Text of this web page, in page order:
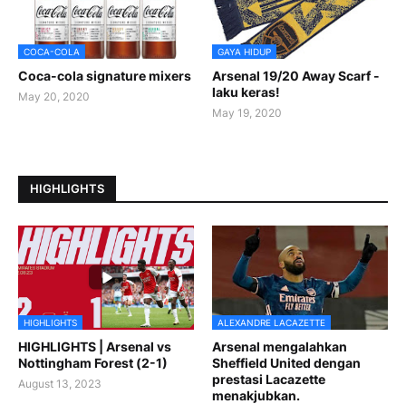
COCA-COLA
Coca-cola signature mixers
May 20, 2020
GAYA HIDUP
Arsenal 19/20 Away Scarf -
laku keras!
May 19, 2020
HIGHLIGHTS
HIGHLIGHTS
HIGHLIGHTS | Arsenal vs
Nottingham Forest (2-1)
August 13, 2023
ALEXANDRE LACAZETTE
Arsenal mengalahkan
Sheffield United dengan
prestasi Lacazette
menakjubkan.